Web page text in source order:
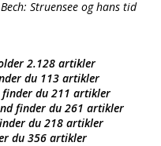
Struensee og hans tid
2.128 artikler
du 113 artikler
finder du 211 artikler
finder du 261 artikler
du 218 artikler
du 356 artikler